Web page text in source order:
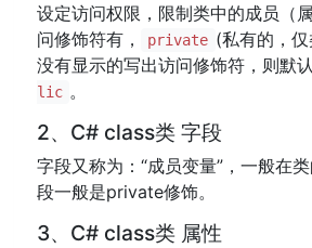
设定访问权限，限制类中的成员（
问修饰符有，
private (私有的，仅
没有显示的写出访问修饰符，则默
lic 。
2、C# class类 字段
字段又称为：“成员变量”，一般在
段一般是private修饰。
3、C# class类 属性